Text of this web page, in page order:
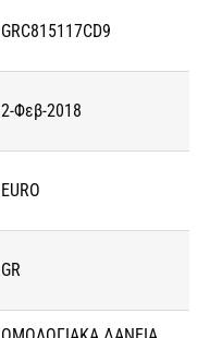
GRC815117CD9
2-Φεβ-2018
EURO
GR